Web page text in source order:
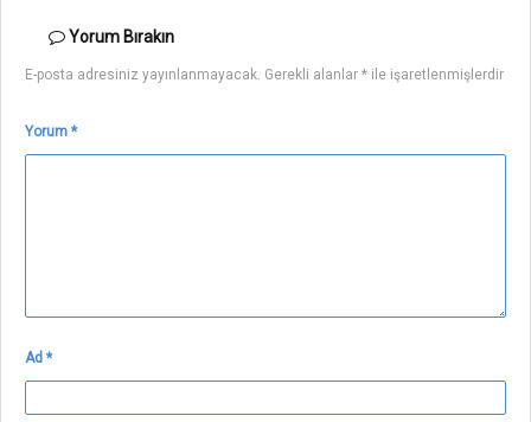
Yorum Bırakın
E-posta adresiniz yayınlanmayacak. Gerekli alanlar * ile işaretlenmişlerdir
Yorum *
Ad *